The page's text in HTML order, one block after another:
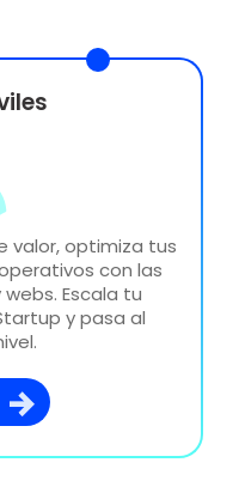
valor, optimiza tus
con las
Escala tu
y pasa al